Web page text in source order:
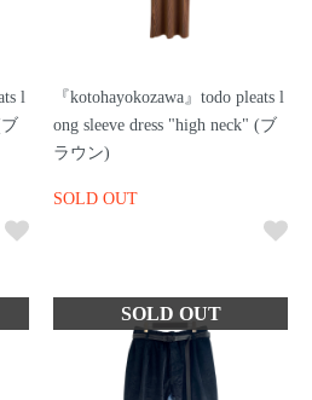
l
『kotohayokozawa』todo pleats l
ong sleeve dress "high neck" (ブ
ラウン)
SOLD OUT